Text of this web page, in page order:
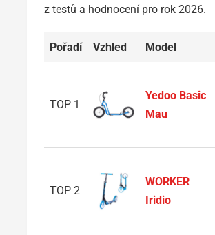
z testů a hodnocení pro rok 2026.
Pořadí Vzhled Model
TOP 1
Yedoo Basic
Mau
TOP 2
WORKER
Iridio